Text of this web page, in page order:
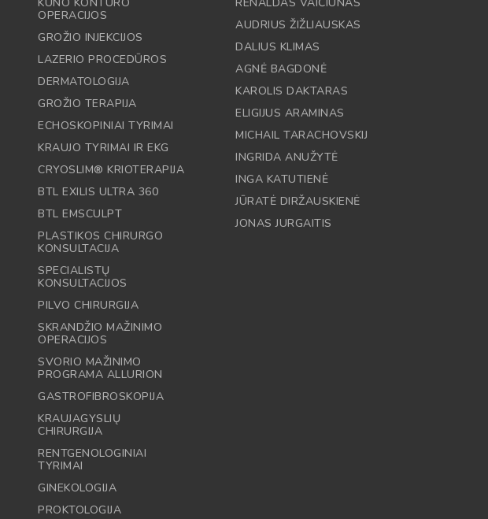
KŪNO KONTŪRO
OPERACIJOS
GROŽIO INJEKCIJOS
LAZERIO PROCEDŪROS
DERMATOLOGIJA
GROŽIO TERAPIJA
ECHOSKOPINIAI TYRIMAI
KRAUJO TYRIMAI IR EKG
CRYOSLIM® KRIOTERAPIJA
BTL EXILIS ULTRA 360
BTL EMSCULPT
PLASTIKOS CHIRURGO
KONSULTACIJA
SPECIALISTŲ
KONSULTACIJOS
PILVO CHIRURGIJA
SKRANDŽIO MAŽINIMO
OPERACIJOS
SVORIO MAŽINIMO
PROGRAMA ALLURION
GASTROFIBROSKOPIJA
KRAUJAGYSLIŲ
CHIRURGIJA
RENTGENOLOGINIAI
TYRIMAI
GINEKOLOGIJA
PROKTOLOGIJA
RENALDAS VAIČIŪNAS
AUDRIUS ŽIŽLIAUSKAS
DALIUS KLIMAS
AGNĖ BAGDONĖ
KAROLIS DAKTARAS
ELIGIJUS ARAMINAS
MICHAIL TARACHOVSKIJ
INGRIDA ANUŽYTĖ
INGA KATUTIENĖ
JŪRATĖ DIRŽAUSKIENĖ
JONAS JURGAITIS